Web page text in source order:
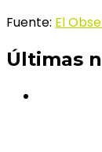
Fuente: El
Últimas